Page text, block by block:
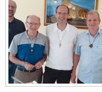
f
r
o
n
i
e
t
a
a
s
t
o